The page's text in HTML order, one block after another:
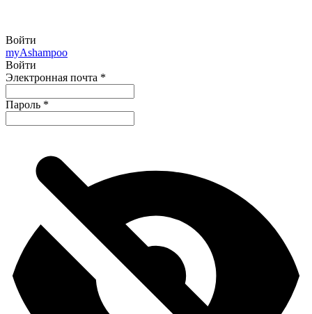
Войти
myAshampoo
Войти
Электронная почта *
Пароль *